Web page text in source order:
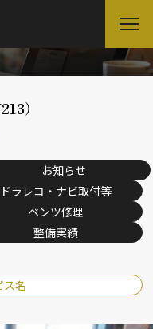
）
お知らせ
ドラレコ・ナビ取付等
ベンツ修理
整備実績